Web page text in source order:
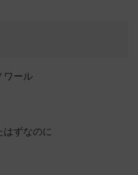
ワール
はずなのに